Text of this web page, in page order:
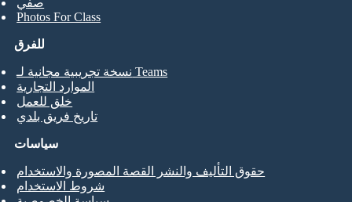
صفي
Photos For Class
للفرق
نسخة تجريبية مجانية لـ Teams
الموارد التجارية
خلق للعمل
تاريخ فريق بلدي
سياسات
حقوق التأليف والنشر القصة المصورة والاستخدام
شروط الاستخدام